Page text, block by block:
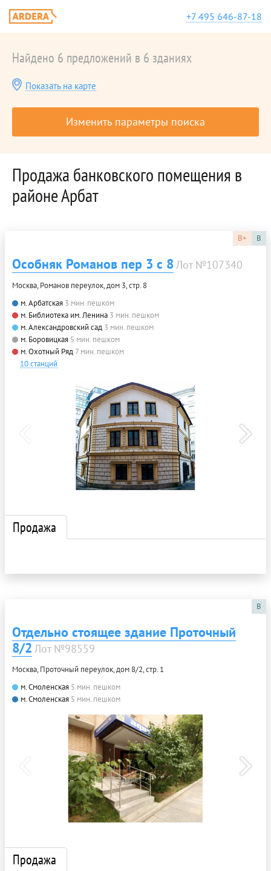
+7 495 646-87-18
Найдено 6 предложений в 6 зданиях
Показать на карте
Изменить параметры поиска
Продажа банковского помещения в
районе Арбат
B+ B
Особняк Романов пер 3 с 8Лот №107340
Москва, Романов переулок, дом 3, стр. 8
м. Арбатская 3 мин. пешком
м. Библиотека им. Ленина 3 мин. пешком
м. Александровский сад 3 мин. пешком
м. Боровицкая 5 мин. пешком
м. Охотный Ряд 7 мин. пешком
10 станций
Продажа
B
Отдельно стоящее здание Проточный
8/2 Лот №98559
Москва, Проточный переулок, дом 8/2, стр. 1
м. Смоленская 5 мин. пешком
м. Смоленская 5 мин. пешком
Продажа